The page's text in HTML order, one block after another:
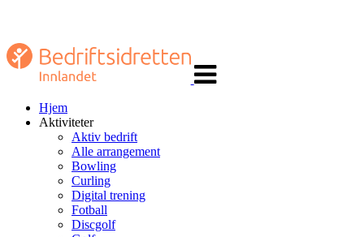
navigasjon
Hjem
Aktiviteter
Aktiv bedrift
Alle arrangement
Bowling
Curling
Digital trening
Fotball
Discgolf